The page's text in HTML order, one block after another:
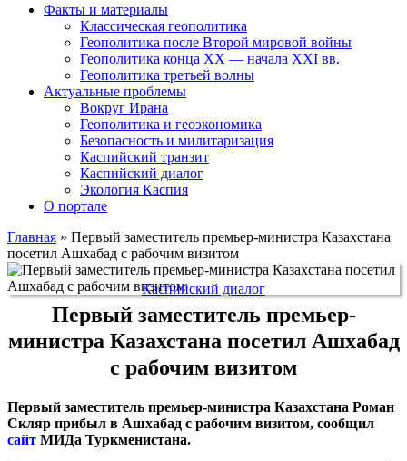
Факты и материалы
Классическая геополитика
Геополитика после Второй мировой войны
Геополитика конца XX — начала XXI вв.
Геополитика третьей волны
Актуальные проблемы
Вокруг Ирана
Геополитика и геоэкономика
Безопасность и милитаризация
Каспийский транзит
Каспийский диалог
Экология Каспия
О портале
Главная » Первый заместитель премьер-министра Казахстана
посетил Ашхабад с рабочим визитом
Каспийский диалог
Первый заместитель премьер-
министра Казахстана посетил Ашхабад
с рабочим визитом
Первый заместитель премьер-министра Казахстана Роман
Скляр прибыл в Ашхабад с рабочим визитом, сообщил
сайт МИДа Туркменистана.